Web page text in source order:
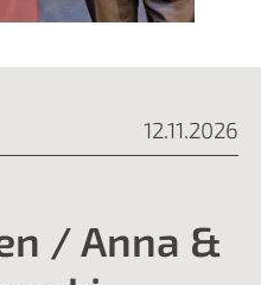
12.11.2026
/ Anna &